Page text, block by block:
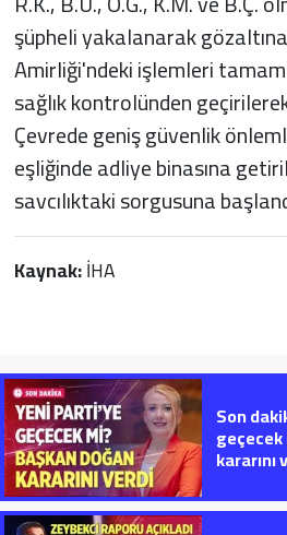
şüpheli yakalanarak
Amirliği'ndeki işlemleri
sağlık kontrolünden
Çevrede geniş güvenlik
eşliğinde adliye binasına
savcılıktaki sorgusuna
Kaynak:İHA
Son
kararını